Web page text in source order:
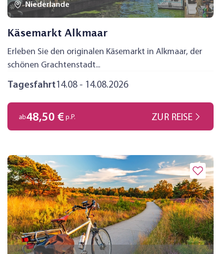
Niederlande
Käsemarkt Alkmaar
Erleben Sie den originalen Käsemarkt in Alkmaar, der
schönen Grachtenstadt...
Tagesfahrt14.08 - 14.08.2026
ab48,50 € p.P. ZUR REISE